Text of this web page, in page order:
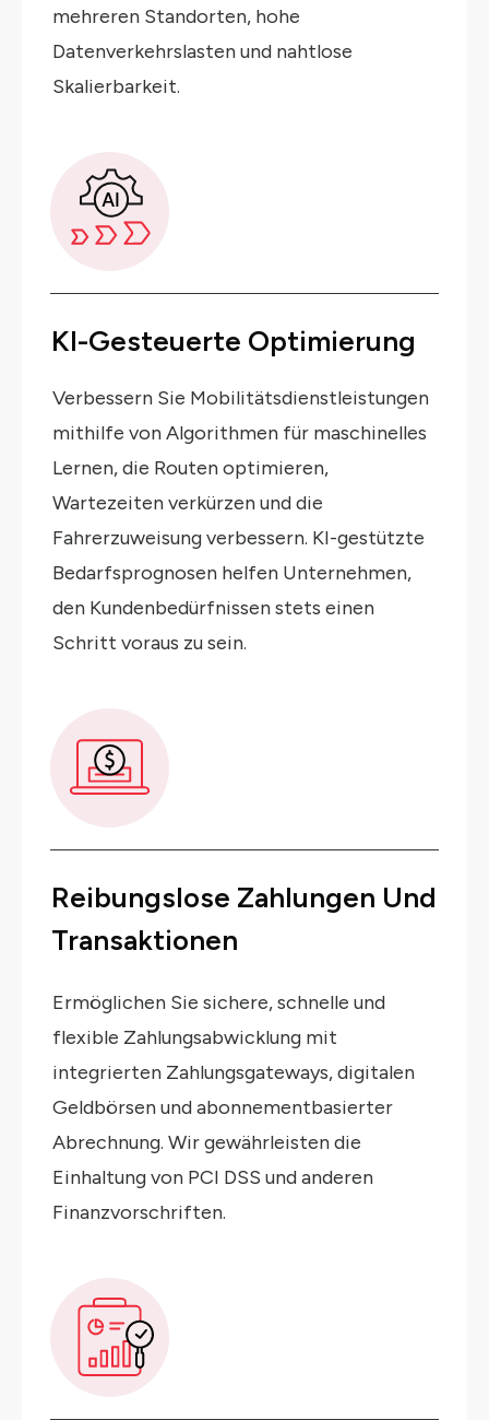
mehreren Standorten, hohe
Datenverkehrslasten und nahtlose
Skalierbarkeit.
KI-Gesteuerte Optimierung
Verbessern Sie Mobilitätsdienstleistungen
mithilfe von Algorithmen für maschinelles
Lernen, die Routen optimieren,
Wartezeiten verkürzen und die
Fahrerzuweisung verbessern. KI-gestützte
Bedarfsprognosen helfen Unternehmen,
den Kundenbedürfnissen stets einen
Schritt voraus zu sein.
Reibungslose Zahlungen Und
Transaktionen
Ermöglichen Sie sichere, schnelle und
flexible Zahlungsabwicklung mit
integrierten Zahlungsgateways, digitalen
Geldbörsen und abonnementbasierter
Abrechnung. Wir gewährleisten die
Einhaltung von PCI DSS und anderen
Finanzvorschriften.